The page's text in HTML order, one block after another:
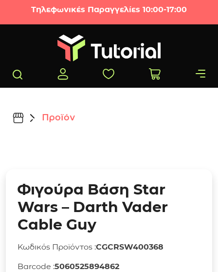
Μετάβαση στο περιεχόμενο
Τηλεφωνικές Παραγγελίες 10:00-17:00
Προϊόν
Φιγούρα Βάση Star
Wars – Darth Vader
Cable Guy
Κωδικός Προϊόντος :CGCRSW400368
Barcode :5060525894862